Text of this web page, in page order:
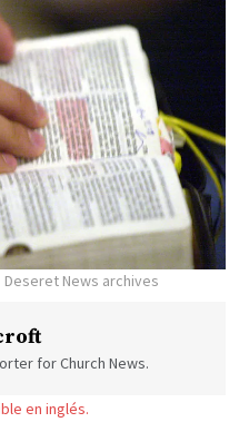
Deseret News archives
for Church News.
en inglés.